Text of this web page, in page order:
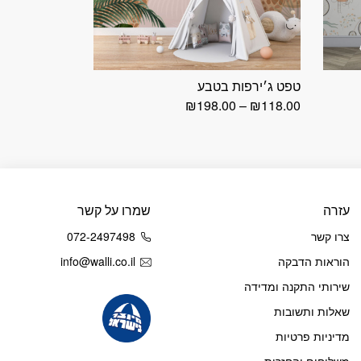
טפט ג׳ירפות בטבע
₪118.00
–
₪198.00
עזרה
צרו קשר
הוראות הדבקה
שירותי התקנה ומדידה
שאלות ותשובות
מדיניות פרטיות
שמרו על קשר
072-2497498
info@walli.co.il